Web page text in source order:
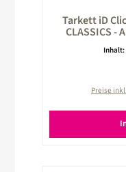
Tarkett iD
CLASSICS -
Inhalt:
Preise